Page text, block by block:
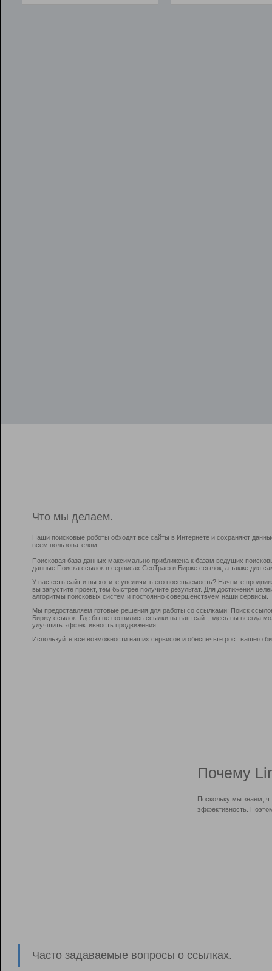
Что мы делаем.
Наши поисковые роботы обходят все сайты в Интернете и сохраняют
всем пользователям.
Поисковая база данных максимально приближена к базам ведущих
данные Поиска ссылок в сервисах СеоТраф и Бирже ссылок, а также для
У вас есть сайт и вы хотите увеличить его посещаемость? Начните
вы запустите проект, тем быстрее получите результат. Для достижения
алгоритмы поисковых систем и постоянно совершенствуем наши сервисы.
Мы предоставляем готовые решения для работы со ссылками: Поиск
Биржу ссылок. Где бы не появились ссылки на ваш сайт, здесь вы всегда
улучшить эффективность продвижения.
Используйте все возможности наших сервисов и обеспечьте рост вашего
Почему
Поскольку мы знаем,
эффективность.
Часто задаваемые вопросы о ссылках.